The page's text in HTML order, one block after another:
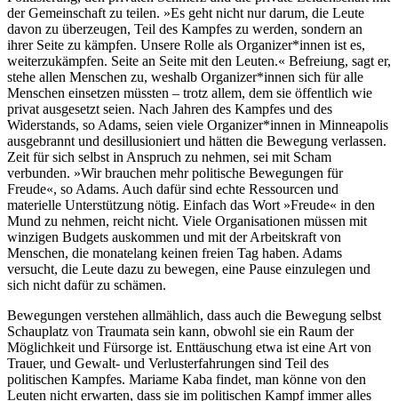
der Gemeinschaft zu teilen. »Es geht nicht nur darum, die Leute
davon zu überzeugen, Teil des Kampfes zu werden, sondern an
ihrer Seite zu kämpfen. Unsere Rolle als Organizer*innen ist es,
weiterzukämpfen. Seite an Seite mit den Leuten.« Befreiung, sagt er,
stehe allen Menschen zu, weshalb Organizer*innen sich für alle
Menschen einsetzen müssten – trotz allem, dem sie öffentlich wie
privat ausgesetzt seien. Nach Jahren des Kampfes und des
Widerstands, so Adams, seien viele Organizer*innen in Minneapolis
ausgebrannt und desillusioniert und hätten die Bewegung verlassen.
Zeit für sich selbst in Anspruch zu nehmen, sei mit Scham
verbunden. »Wir brauchen mehr politische Bewegungen für
Freude«, so Adams. Auch dafür sind echte Ressourcen und
materielle Unterstützung nötig. Einfach das Wort »Freude« in den
Mund zu nehmen, reicht nicht. Viele Organisationen müssen mit
winzigen Budgets auskommen und mit der Arbeitskraft von
Menschen, die monatelang keinen freien Tag haben. Adams
versucht, die Leute dazu zu bewegen, eine Pause einzulegen und
sich nicht dafür zu schämen.
Bewegungen verstehen allmählich, dass auch die Bewegung selbst
Schauplatz von Traumata sein kann, obwohl sie ein Raum der
Möglichkeit und Fürsorge ist. Enttäuschung etwa ist eine Art von
Trauer, und Gewalt- und Verlusterfahrungen sind Teil des
politischen Kampfes. Mariame Kaba findet, man könne von den
Leuten nicht erwarten, dass sie im politischen Kampf immer alles